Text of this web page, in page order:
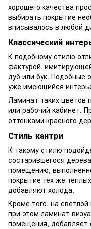
хорошего качества
выбирать покрытие
вписывалось в любой
Классический
К подобному стилю
фактурой,
дуб или бук. Подобные
уже имеющийся
Ламинат таких цветов
или рабочий кабинет.
оттенками красного
Стиль кантри
К такому стилю
состарившегося
помещению,
покрытие тех же
добавляют холода.
Кроме того, на
при этом ламинат
помещения, добавляет